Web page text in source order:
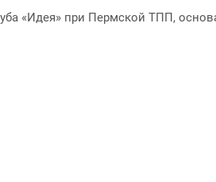
«Идея» при Пермской ТПП,